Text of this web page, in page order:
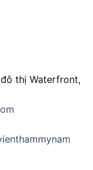
thị Waterfront,